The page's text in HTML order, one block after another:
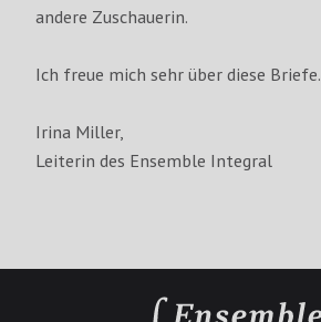
andere Zuschauerin.
Ich freue mich sehr über diese Briefe.
Irina Miller,
Leiterin des Ensemble Integral